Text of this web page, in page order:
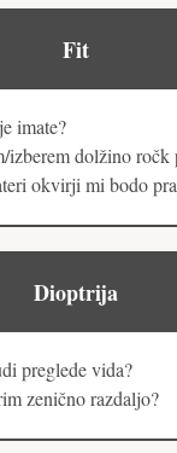
Fit
imate?
izberem dolžino
okvirji mi bodo
Dioptrija
preglede vida?
zenično razdaljo?